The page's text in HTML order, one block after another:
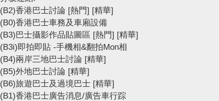
(B2)香港巴士討論 [熱門] [精華]
(B0)香港巴士車務及車廂設備
(B3)巴士攝影作品貼圖區 [熱門] [精華]
(B3i)即拍即貼 -手機相&翻拍Mon相
(B4)兩岸三地巴士討論 [精華]
(B5)外地巴士討論 [精華]
(B6)旅遊巴士及過境巴士 [精華]
(B1)香港巴士廣告消息/廣告車行踪